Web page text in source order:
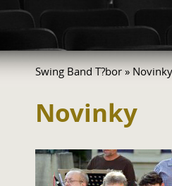
Swing Band T?bor » Novinky
Novinky